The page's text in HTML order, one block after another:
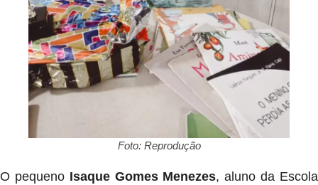
Foto: Reprodução
O pequeno Isaque Gomes Menezes, aluno da Escola